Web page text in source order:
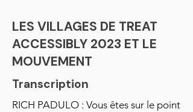
LES VILLAGES DE TREAT
ACCESSIBLY 2023 ET LE
MOUVEMENT
Transcription
RICH PADULO : Vous êtes sur le point